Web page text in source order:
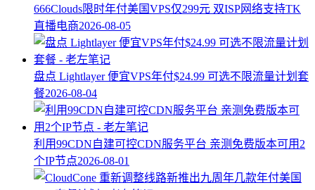
666Clouds限时年付美国VPS仅299元 双ISP网络支持TK
直播电商2026-08-05
盘点 Lightlayer 便宜VPS年付$24.99 可选不限流量计划套
餐2026-08-04
利用99CDN自建可控CDN服务平台 亲测免费版本可用2
个IP节点2026-08-01